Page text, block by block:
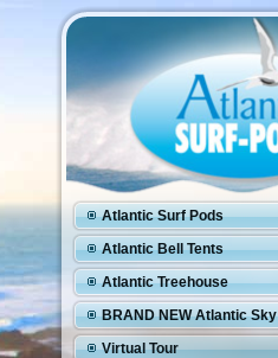
Atlantic Surf Pods
Atlantic Bell Tents
Atlantic Treehouse
BRAND NEW Atlantic Sky
Pod
Virtual Tour